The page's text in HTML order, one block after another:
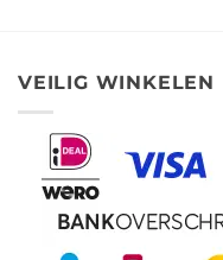
VEILIG WINKELEN